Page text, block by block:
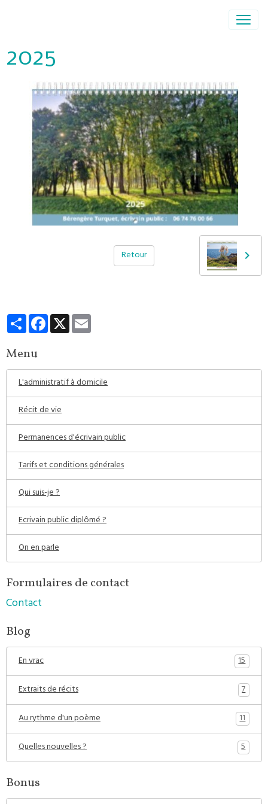
2025
Retour
PartagerFacebook
X
Menu
L'administratif à domicile
Récit de vie
Permanences d'écrivain public
Tarifs et conditions générales
Qui suis-je ?
Ecrivain public diplômé ?
On en parle
Formulaires de contact
Contact
Blog
En vrac
15
Extraits de récits
7
Au rythme d'un poème
11
Quelles nouvelles ?
5
Bonus